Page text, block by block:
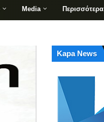
Media Περισσότερα
Kapa News